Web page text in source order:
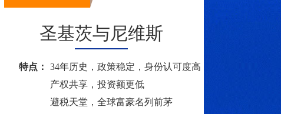
圣基茨与尼维斯
特点：
34年历史，政策稳定，身份认可度高
产权共享，投资额更低
避税天堂，全球富豪名列前茅